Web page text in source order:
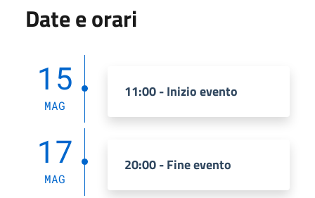
Date e orari
15
MAG
11:00 - Inizio evento
17
MAG
20:00 - Fine evento